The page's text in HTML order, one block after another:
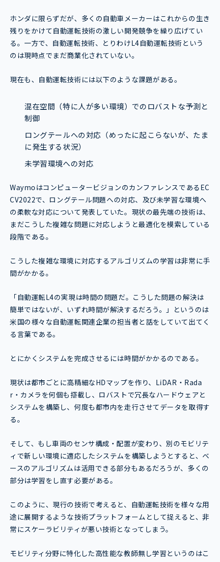
ホンダに限らずだが、多くの自動車メーカーはこれからの生き
残りをかけて自動運転技術の激しい開発競争を繰り広げてい
る。一方で、自動運転技術、とりわけL4自動運転技術という
のは現時点でまだ商業化されていない。
現在も、自動運転技術には以下のような課題がある。
混在空間（特に人が多い環境）でのロバストな予測と
制御
ロングテールへの対応（めったに起こらないが、たま
に発生する状況）
未学習環境への対応
WaymoはコンピュータービジョンのカンファレンスであるEC
CV2022で、ロングテール問題への対応、及び未学習な環境へ
の柔軟な対応について発表していた。現状の最先端の技術は、
まだこうした複雑な問題に対応しようと最適化を模索している
段階である。
こうした複雑な環境に対応するアルゴリズムの学習は非常に手
間がかかる。
「自動運転L4の実現は時間の問題だ。こうした問題の解決は
簡単ではないが、いずれ時間が解決するだろう。」というのは
米国の様々な自動運転関連企業の担当者と話をしていて出てく
る言葉である。
とにかくシステムを完成させるには時間がかかるのである。
現状は都市ごとに高精細なHDマップを作り、LiDAR・Rada
r・カメラを何個も搭載し、ロバストで冗長なハードウェアと
システムを構築し、何度も都市内を走行させてデータを取得す
る。
そして、もし車両のセンサ構成・配置が変わり、別のモビリテ
ィで新しい環境に適応したシステムを構築しようとすると、ベ
ースのアルゴリズムは活用できる部分もあるだろうが、多くの
部分は学習をし直す必要がある。
このように、現行の技術で考えると、自動運転技術を様々な用
途に展開するような技術プラットフォームとして捉えると、非
常にスケーラビリティが悪い技術となってしまう。
モビリティ分野に特化した高性能な教師無し学習というのはこ